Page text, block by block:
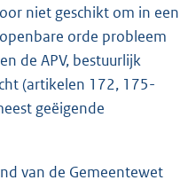
niet geschikt om in een
orde probleem
de APV, bestuurlijk
(artikelen 172, 175-
geëigende
van de Gemeentewet